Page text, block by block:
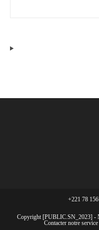
+221 78
Copyright [PUBLIC.SN_2023] -
Contacter notre